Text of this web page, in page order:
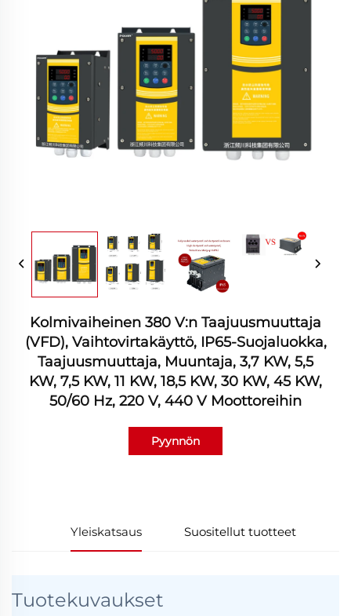
Kolmivaiheinen 380 V:n Taajuusmuuttaja
(VFD), Vaihtovirtakäyttö, IP65-Suojaluokka,
Taajuusmuuttaja, Muuntaja, 3,7 KW, 5,5
KW, 7,5 KW, 11 KW, 18,5 KW, 30 KW, 45 KW,
50/60 Hz, 220 V, 440 V Moottoreihin
Pyynnön
Yleiskatsaus Suositellut tuotteet
Tuotekuvaukset